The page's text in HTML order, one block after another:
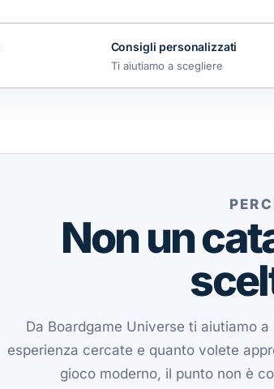
Consigli personalizzati
Ti aiutiamo a scegliere
Non un
Da Boardgame Universe ti aiutiamo
esperienza cercate e quanto volete
gioco moderno, il punto non è